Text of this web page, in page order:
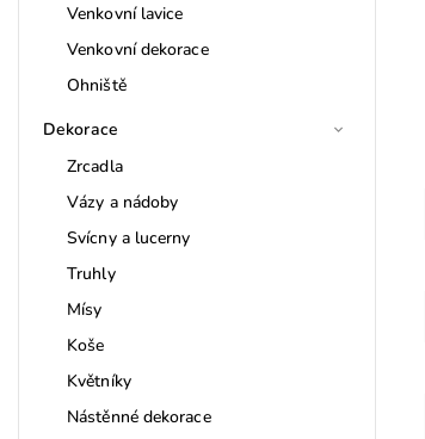
Venkovní lavice
Venkovní dekorace
Ohniště
Dekorace
Zrcadla
Vázy a nádoby
Svícny a lucerny
Truhly
Mísy
Koše
Květníky
Nástěnné dekorace